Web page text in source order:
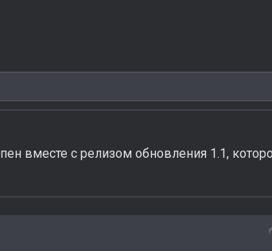
вместе с релизом обновления 1.1,